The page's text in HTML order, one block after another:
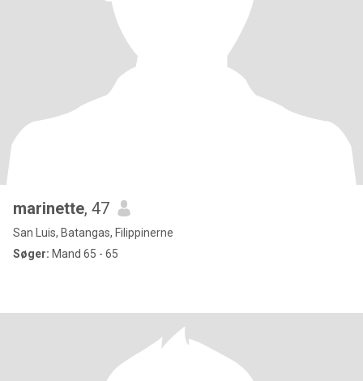
marinette, 47
San Luis, Batangas, Filippinerne
Søger: Mand 65 - 65